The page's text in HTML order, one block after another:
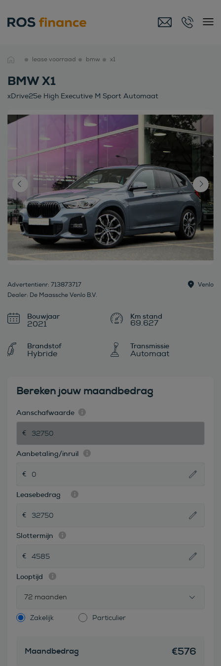
lease voorraad bmw x1
BMW X1
xDrive25e High Executive M Sport Automaat
Advertentienr: 713873717
Dealer: De Maassche Venlo B.V.
Venlo
Bouwjaar
2021 69.627
Brandstof
Hybride
Transmissie
Automaat
Bereken jouw maandbedrag
Aanschafwaarde
Aanbetaling/inruil
Leasebedrag
Slottermijn
Looptijd
72 maanden
Zakelijk Particulier
Maandbedrag €576